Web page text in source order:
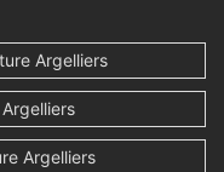
Argelliers
Argelliers